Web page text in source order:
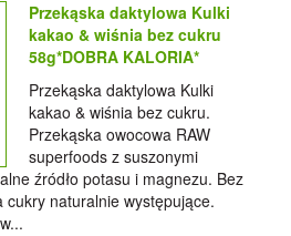
Przekąska daktylowa Kulki
kakao & wiśnia bez cukru
58g*DOBRA KALORIA*
Przekąska daktylowa Kulki
kakao & wiśnia bez cukru.
Przekąska owocowa RAW
superfoods z suszonymi
źródło potasu i magnezu. Bez
naturalnie występujące.